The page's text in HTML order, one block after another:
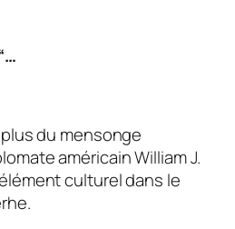
du mensonge
américain William J.
culturel dans le